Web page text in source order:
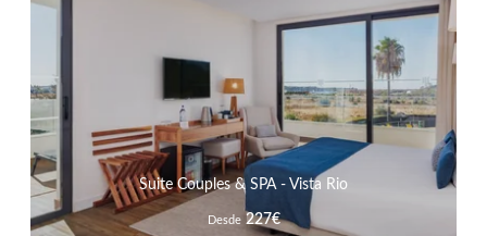
Suite Couples & SPA - Vista Rio
Desde 227€